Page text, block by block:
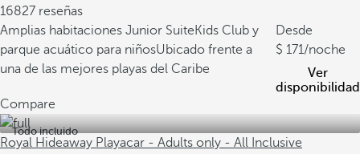
16827 reseñas
Amplias habitaciones Junior SuiteKids Club y
parque acuático para niñosUbicado frente a
una de las mejores playas del Caribe
Desde
171/noche
Ver
disponibilidad
Compare
Todo incluido
Royal Hideaway Playacar - Adults only - All Inclusive